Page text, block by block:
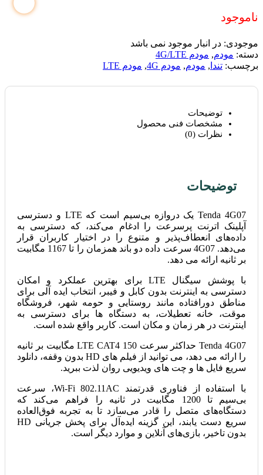
ناموجود
موجودی: در انبار موجود نمی باشد
دسته: مودم, مودم 4G/LTE
برچسب: تندا , مودم, مودم 4G , مودم LTE
توضیحات
مشخصات فنی محصول
نظرات (0)
توضیحات
Tenda 4G07 یک دروازه بی‌سیم است که LTE و دسترسی
آپلینک اترنت پرسرعت را ادغام می‌کند، که دسترسی به
داده‌های انعطاف‌پذیر و متنوع را در اختیار کاربران قرار
می‌دهد. 4G07 سرعت داده دو باند همزمان را تا 1167 مگابیت
بر ثانیه ارائه می دهد.
با پوشش سیگنال LTE برای بهترین عملکرد و امکان
دسترسی به اینترنت بدون کابل و فیبر، انتخاب ایده آلی برای
مناطق دورافتاده مانند روستایی و حومه شهر، فروشگاه
موقت، خانه تعطیلات، به دستگاه ها برای دسترسی به
اینترنت در هر زمان و مکان است. کاربر واقع شده است.
Tenda 4G07 حداکثر سرعت LTE CAT4 150 مگابیت بر ثانیه
را ارائه می دهد، می توانید از فیلم های HD بدون وقفه، دانلود
سریع فایل ها و چت های ویدیویی روان لذت ببرید.
با استفاده از فناوری قدرتمند Wi-Fi 802.11AC، سرعت
بی‌سیم تا 1200 مگابیت در ثانیه را فراهم می‌کند که
دستگاه‌های متصل را قادر می‌سازد تا به تجربه فوق‌العاده
سریع دست یابند، این گزینه ایده‌آل برای پخش جریانی HD
بدون تاخیر، بازی‌های آنلاین و موارد دیگر است.